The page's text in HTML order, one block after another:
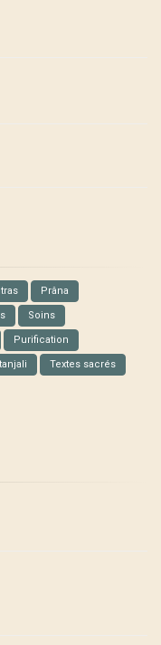
Prâna
Soins
Purification
Textes sacrés